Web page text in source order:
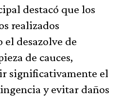
destacó que los
realizados
el desazolve de
de cauces,
significativamente el
y evitar daños